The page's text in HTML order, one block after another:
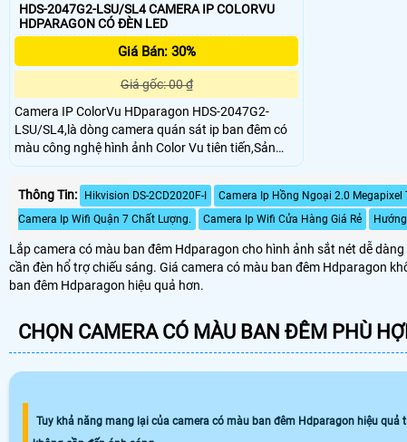
HDS-2047G2-LSU/SL4 CAMERA IP COLORVU
HDPARAGON CÓ ĐÈN LED
Giá Bán: 30%
Giá gốc: 00 ₫
Camera IP ColorVu HDparagon HDS-2047G2-
LSU/SL4,là dòng camera quán sát ip ban đêm có
màu công nghệ hình ảnh Color Vu tiên tiến,Sản
phẩm sử dụng cảm biến hình ảnh 4.0 Megapixel.
Hỗ trợ chức năng chống ngược sáng 130dB WDR.
Chức năng chống báo giả bằng thuật toán Deep
Learning phân biệt người và phương tiện
Thông Tin: Hikvision DS-2CD2020F-I Camera Ip Hồng Ngoại 2.0 Megapixel
Camera Ip Wifi Quận 7 Chất Lượng.
Camera Ip Wifi Cửa Hàng Giá Rẻ
Lắp camera có màu ban đêm Hdparagon cho hình ảnh sắt nét dễ
cần đèn hổ trợ chiếu sáng. Giá camera có màu ban đêm Hdparagon
ban đêm Hdparagon hiệu quả hơn.
CHỌN CAMERA CÓ MÀU BAN ĐÊM PHÙ
Tuy khả năng mang lại của camera có màu ban đêm Hdparagon hiệu